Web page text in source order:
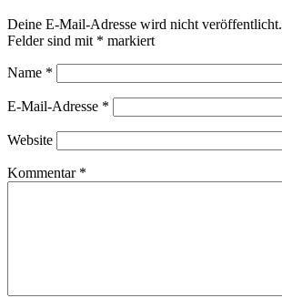
Deine E-Mail-Adresse wird nicht veröffentlicht.
Felder sind mit * markiert
Name *
E-Mail-Adresse *
Website
Kommentar *